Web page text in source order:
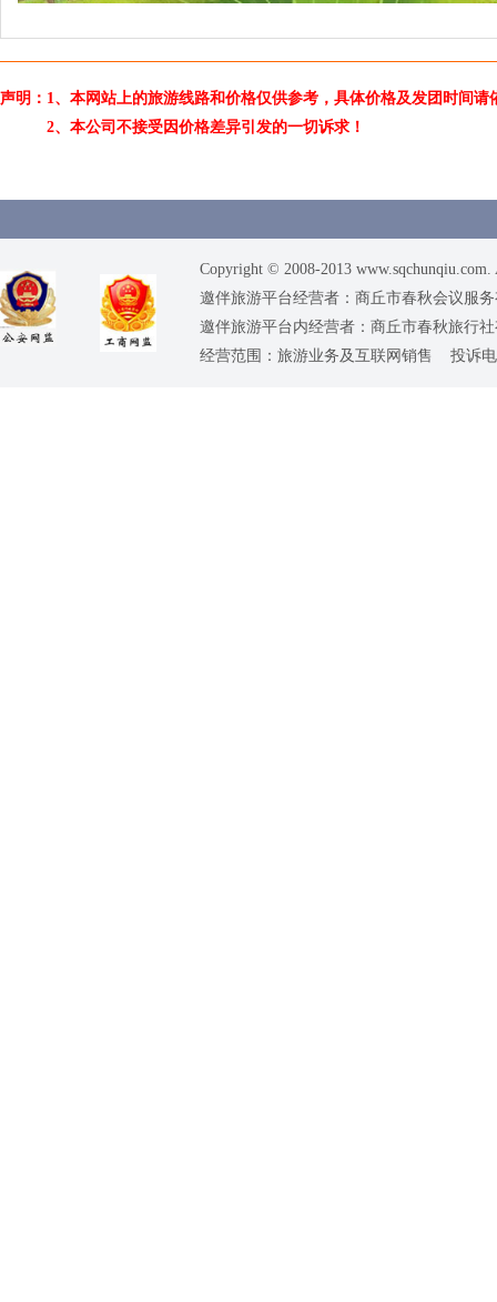
声明：1、本网站上的旅游线路和价格仅供参考，具体价格及发团时间
2、本公司不接受因价格差异引发的一切诉求！
Copyright © 2008-2013
邀伴旅游平台经营者：商丘市春秋会议服
邀伴旅游平台内经营者：商丘市春秋旅行
经营范围：旅游业务及互联网销售 投诉